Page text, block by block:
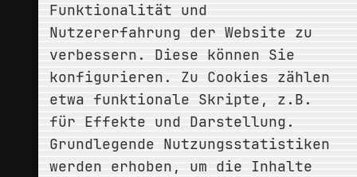
Funktionalität und
Nutzererfahrung der Website zu
verbessern. Diese können Sie
konfigurieren. Zu Cookies zählen
etwa funktionale Skripte, z.B.
für Effekte und Darstellung.
Grundlegende Nutzungsstatistiken
werden erhoben, um die Inhalte